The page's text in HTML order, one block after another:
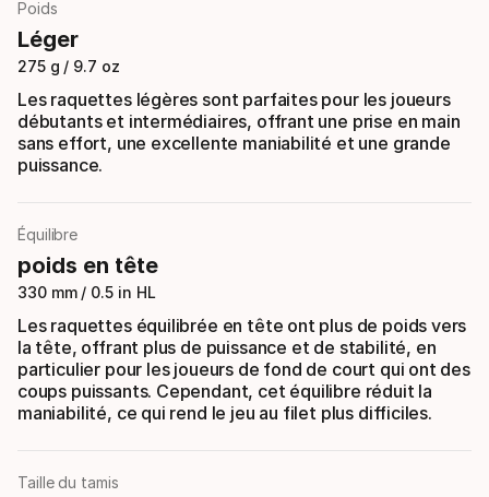
Poids
Léger
275 g / 9.7 oz
Les raquettes légères sont parfaites pour les joueurs
débutants et intermédiaires, offrant une prise en main
sans effort, une excellente maniabilité et une grande
puissance.
Équilibre
poids en tête
330 mm / 0.5 in HL
Les raquettes équilibrée en tête ont plus de poids vers
la tête, offrant plus de puissance et de stabilité, en
particulier pour les joueurs de fond de court qui ont des
coups puissants. Cependant, cet équilibre réduit la
maniabilité, ce qui rend le jeu au filet plus difficiles.
Taille du tamis